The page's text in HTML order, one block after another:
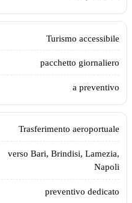
Turismo accessibile
pacchetto giornaliero
a preventivo
Trasferimento aeroportuale
verso Bari, Brindisi, Lamezia,
Napoli
preventivo dedicato